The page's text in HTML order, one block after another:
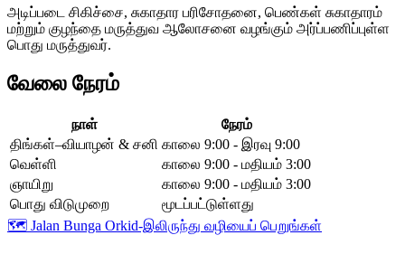
அடிப்படை சிகிச்சை, சுகாதார பரிசோதனை, பெண்கள் சுகாதாரம்
மற்றும் குழந்தை மருத்துவ ஆலோசனை வழங்கும் அர்ப்பணிப்புள்ள
பொது மருத்துவர்.
வேலை நேரம்
நாள்
நேரம்
திங்கள்–வியாழன் & சனி காலை 9:00 - இரவு 9:00
வெள்ளி
காலை 9:00 - மதியம் 3:00
ஞாயிறு
காலை 9:00 - மதியம் 3:00
பொது விடுமுறை
மூடப்பட்டுள்ளது
🗺️ Jalan Bunga Orkid-இலிருந்து வழியைப் பெறுங்கள்